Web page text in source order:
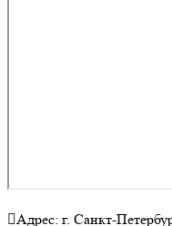
Адрес: г. Санкт-